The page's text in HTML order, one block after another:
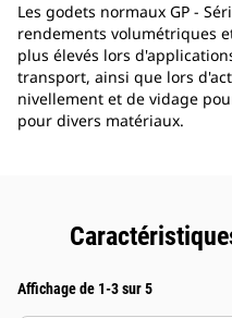
Les godets normaux GP -
rendements volumétriques
plus élevés lors
transport, ainsi que lors
nivellement et de vidage
pour divers matériaux.
Affichage de 1-3 sur 5